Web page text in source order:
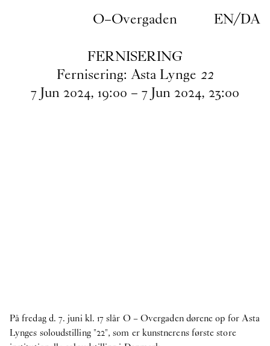
O–Overgaden EN/DA
FERNISERING
Fernisering: Asta Lynge 22
7 Jun2024, 19:00 – 7 Jun2024, 23:00
På fredag d. 7. juni kl. 17 slår O – Overgaden dørene op for Asta
Lynges soloudstilling "22", som er kunstnerens første store